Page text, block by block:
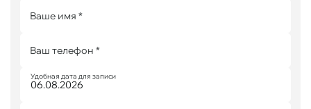
Ваше имя *
Ваш телефон *
Удобная дата для записи